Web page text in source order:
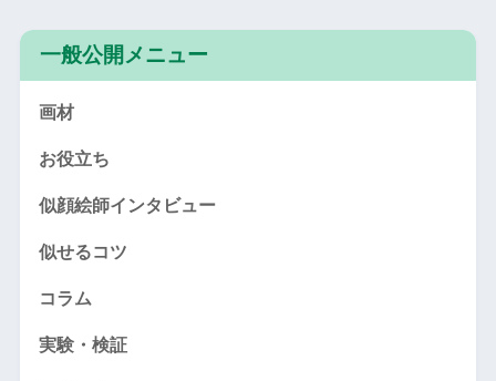
一般公開メニュー
画材
お役立ち
似顔絵師インタビュー
似せるコツ
コラム
実験・検証